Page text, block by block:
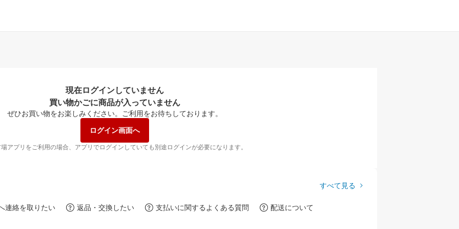
現在ログインしていません
買い物かごに商品が入っていません
ぜひお買い物をお楽しみください。 ご利用をお待ちしております。
ログイン画面へ
アプリをご利用の場合、アプリでログインしていても別途ログインが必要になります。
すべて見る
連絡を取りたい 返品・交換したい 支払いに関するよくある質問 配送について